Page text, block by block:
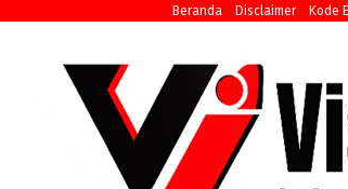
Beranda Disclaimer Kode